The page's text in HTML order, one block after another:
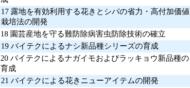
17 露地を有効利用する花きとシバの省力・高付加価値
栽培法の開発
18 園芸産地を守る難防除病害虫防除技術の確立
19 バイテクによるナシ新品種シリーズの育成
20 バイテクによるナガイモおよびラッキョウ新品種の
育成
21 バイテクによる花きニューアイテムの開発